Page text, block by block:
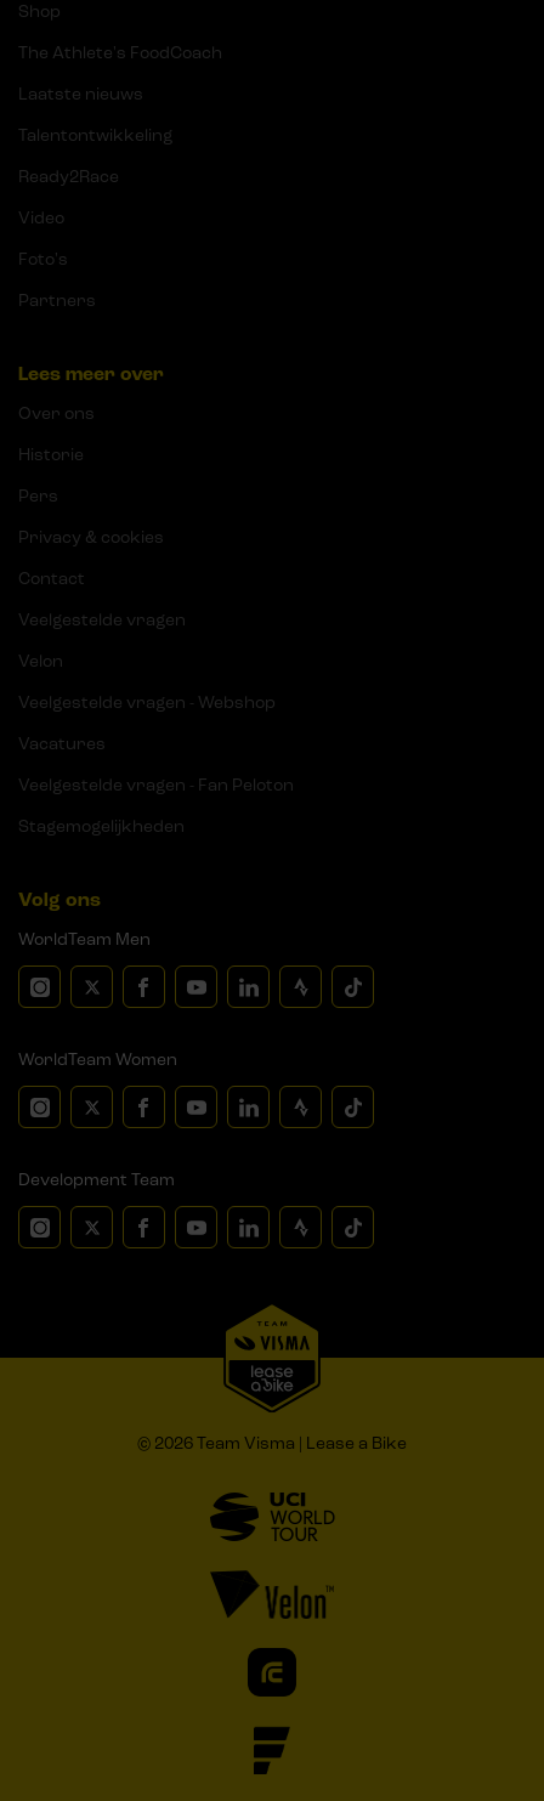
Shop
The Athlete's FoodCoach
Laatste nieuws
Talentontwikkeling
Ready2Race
Video
Foto's
Partners
Lees meer over
Over ons
Historie
Pers
Privacy & cookies
Contact
Veelgestelde vragen
Velon
Veelgestelde vragen - Webshop
Vacatures
Veelgestelde vragen - Fan Peloton
Stagemogelijkheden
Volg ons
WorldTeam Men
WorldTeam Women
Development Team
© 2026 Team Visma | Lease a Bike